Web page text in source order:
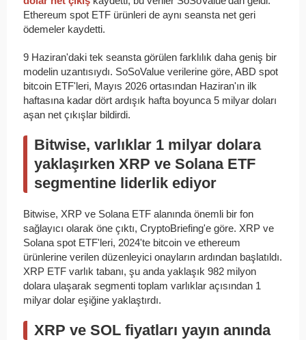
Ethereum spot ETF ürünleri de aynı seansta net geri
ödemeler kaydetti.
9 Haziran'daki tek seansta görülen farklılık daha geniş bir
modelin uzantısıydı. SoSoValue verilerine göre, ABD spot
bitcoin ETF'leri, Mayıs 2026 ortasından Haziran'ın ilk
haftasına kadar dört ardışık hafta boyunca 5 milyar doları
aşan net çıkışlar bildirdi.
Bitwise, varlıklar 1 milyar dolara
yaklaşırken XRP ve Solana ETF
segmentine liderlik ediyor
Bitwise, XRP ve Solana ETF alanında önemli bir fon
sağlayıcı olarak öne çıktı, CryptoBriefing'e göre. XRP ve
Solana spot ETF'leri, 2024'te bitcoin ve ethereum
ürünlerine verilen düzenleyici onayların ardından başlatıldı.
XRP ETF varlık tabanı, şu anda yaklaşık 982 milyon
dolara ulaşarak segmenti toplam varlıklar açısından 1
milyar dolar eşiğine yaklaştırdı.
XRP ve SOL fiyatları yayın anında